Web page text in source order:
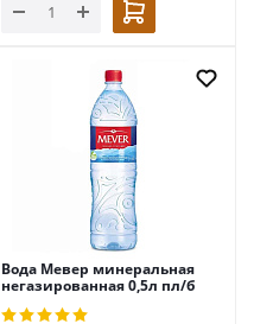
Вода Мевер минеральная
негазированная 0,5л пл/б